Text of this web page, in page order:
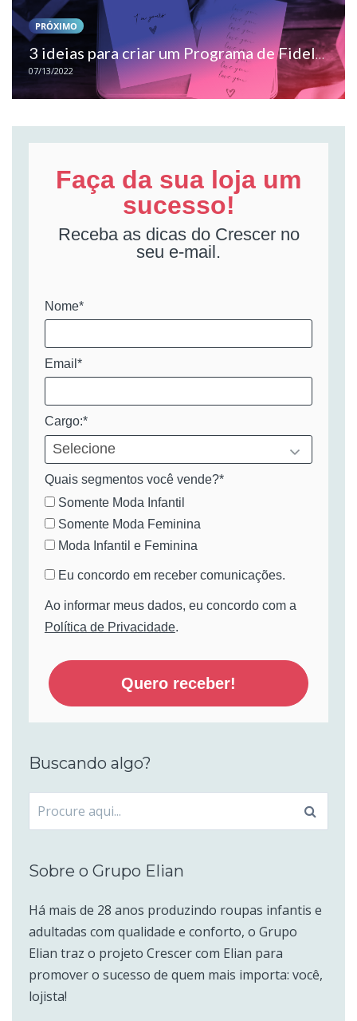
PRÓXIMO
3 ideias para criar um Programa de Fidelidade de sucesso para o seu negócio
07/13/2022
Faça da sua loja um
sucesso!
Receba as dicas do Crescer no
seu e-mail.
Nome*
Email*
Cargo:*
Quais segmentos você vende?*
Somente Moda Infantil
Somente Moda Feminina
Moda Infantil e Feminina
Eu concordo em receber comunicações.
Ao informar meus dados, eu concordo com a
Política de Privacidade.
Quero receber!
Buscando algo?
Procurar
por:
Sobre o Grupo Elian
Há mais de 28 anos produzindo roupas infantis e
adultadas com qualidade e conforto, o Grupo
Elian traz o projeto Crescer com Elian para
promover o sucesso de quem mais importa: você,
lojista!